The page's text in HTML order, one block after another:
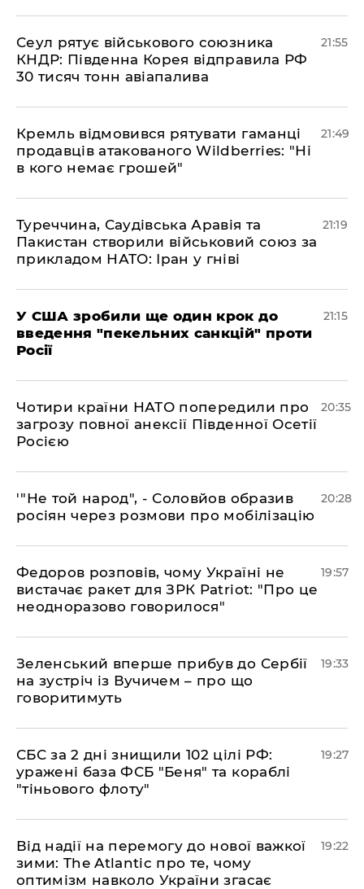
​Сеул рятує військового союзника
КНДР: Південна Корея відправила РФ
30 тисяч тонн авіапалива
21:55
​Кремль відмовився рятувати гаманці
продавців атакованого Wildberries: "Ні
в кого немає грошей"
21:49
​Туреччина, Саудівська Аравія та
Пакистан створили військовий союз за
прикладом НАТО: Іран у гніві
21:19
​У США зробили ще один крок до
введення "пекельних санкцій" проти
Росії
21:15
​Чотири країни НАТО попередили про
загрозу повної анексії Південної Осетії
Росією
20:35
​'"Не той народ", - Соловйов образив
росіян через розмови про мобілізацію
20:28
​Федоров розповів, чому Україні не
вистачає ракет для ЗРК Patriot: "Про це
неодноразово говорилося"
19:57
​Зеленський вперше прибув до Сербії
на зустріч із Вучичем – про що
говоритимуть
19:33
​СБС за 2 дні знищили 102 цілі РФ:
уражені база ФСБ "Беня" та кораблі
"тіньового флоту"
19:27
​Від надії на перемогу до нової важкої
зими: The Atlantic про те, чому
оптимізм навколо України згасає
19:22